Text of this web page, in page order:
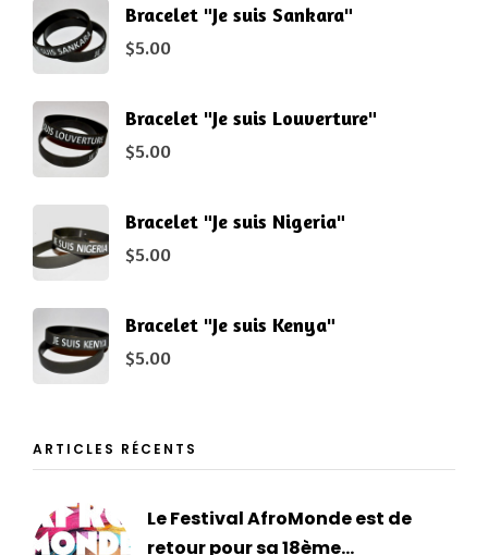
Bracelet "Je suis Sankara"
$5.00
Bracelet "Je suis Louverture"
$5.00
Bracelet "Je suis Nigeria"
$5.00
Bracelet "Je suis Kenya"
$5.00
ARTICLES RÉCENTS
Le Festival AfroMonde est de
retour pour sa 18ème...